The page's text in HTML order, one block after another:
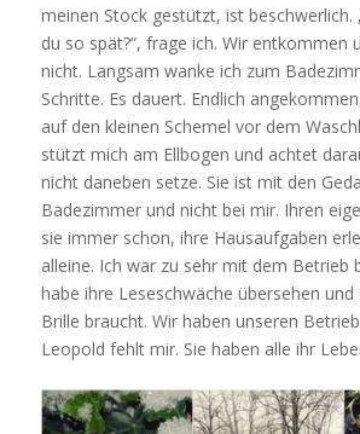
meinen Stock gestützt, ist
du so spät?“, frage ich. Wir entkommen
nicht. Langsam wanke ich zum
Schritte. Es dauert. Endlich
auf den kleinen Schemel vor dem
stützt mich am Ellbogen und achtet
nicht daneben setze. Sie ist mit den
Badezimmer und nicht bei mir. Ihren
sie immer schon, ihre Hausaufgaben
alleine. Ich war zu sehr mit dem Betrieb
habe ihre Leseschwäche übersehen und
Brille braucht. Wir haben unseren
Leopold fehlt mir. Sie haben alle ihr